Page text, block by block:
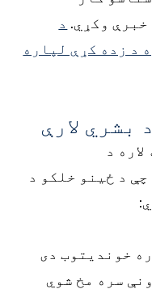
وکړي.د
کړې لپاره
لارې
د
د ځینو خلکو د
دی
سره مخ شوي